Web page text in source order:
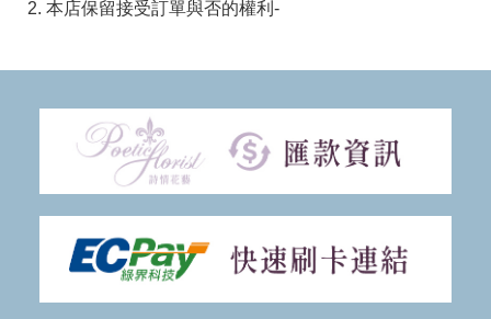
2. 本店保留接受訂單與否的權利-